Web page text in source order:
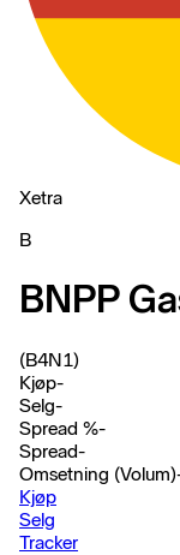
Xetra
B
BNPP
(B4N1)
Kjøp-
Selg-
Spread %-
Spread-
Omsetning (Volum)
Kjøp
Selg
Tracker